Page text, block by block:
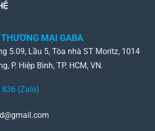
MẠI GABA
5.09, Lầu 5, Tòa nhà ST Moritz, 1014
P. Hiệp Bình, TP. HCM, VN.
836 (Zalo)